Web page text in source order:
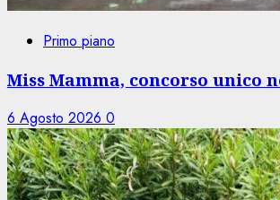
Primo piano
Miss Mamma, concorso unico
6 Agosto 2026 0